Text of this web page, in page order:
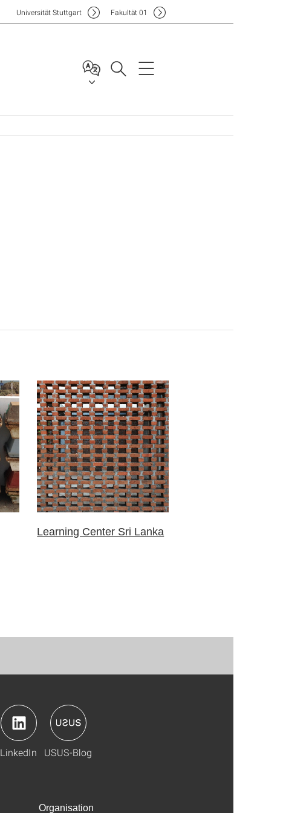
Universität Stuttgart Fakultät01
Learning Center Sri Lanka
LinkedIn USUS-Blog
Organisation